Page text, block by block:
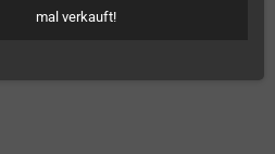
mal verkauft!